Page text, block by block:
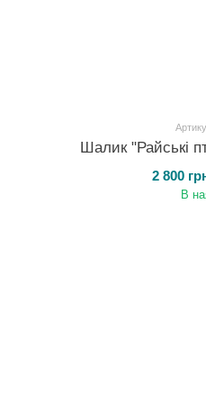
Шалик "Райські
2 800
В